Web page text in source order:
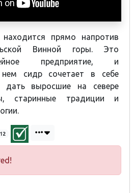
прямо напротив
Винной горы. Это
предприятие, и
сидр сочетает в себе
дать выросшие на севере
старинные традиции и